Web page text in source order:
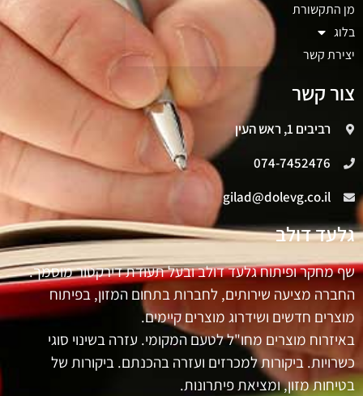
מן התקשורת
בלוג
יצירת קשר
צור קשר
רביבים 1, ראש העין
074-7452476
gilad@dolevg.co.il
גלעד דולב
שף מחקר ופיתוח גלעד דולב ובעל תעודת דירקטור מוסמך.
החברה מציעה שירותים, לחברות בתחום המזון, בפיתוח
מוצרים חדשים ושידרוג מוצרים קיימים.
באיזרוח מוצרים מחו"ל לטעם המקומי. עזרה בשינוי סוגי
כשרויות. ביקורות למכרזים ועזרה בהכנתם. ביקורות של
בטיחות מזון, ומציאת פיתרונות.